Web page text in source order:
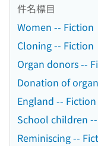
件名標目
Women -- Fiction
Cloning -- Fiction
Organ donors --
Donation of
England -- Fiction
School children
Reminiscing --